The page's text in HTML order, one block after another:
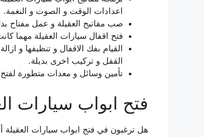
اعدادات الوقت و الصوت و النغمة.
صب مفاتيح العقيلة و عمل مفتاح
فتح اقفال سيارات العقيلة مهما
القيام بفك الاقفال و تنظيفها و
القفل و تركيب اخرى بديلة.
تأمين وسائل و معدات متطورة لفتح
فتح ابواب سيارات
هل ترغبون في فتح ابواب سيارات العقيلة أو